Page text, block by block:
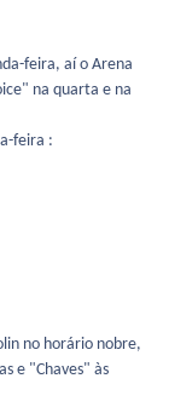
feira, aí o Arena
na quarta e na
feira :
no horário nobre,
e "Chaves" às